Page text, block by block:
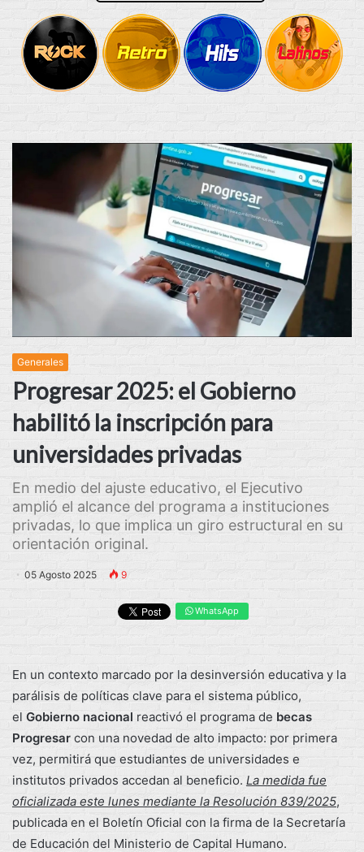
Generales
Progresar 2025: el Gobierno
habilitó la inscripción para
universidades privadas
En medio del ajuste educativo, el Ejecutivo
amplió el alcance del programa a instituciones
privadas, lo que implica un giro estructural en su
orientación original.
05 Agosto 2025 9
WhatsApp
En un contexto marcado por la desinversión educativa y la
parálisis de políticas clave para el sistema público,
el Gobierno nacional reactivó el programa de becas
Progresar con una novedad de alto impacto: por primera
vez, permitirá que estudiantes de universidades e
institutos privados accedan al beneficio. La medida fue
oficializada este lunes mediante la Resolución 839/2025,
publicada en el Boletín Oficial con la firma de la Secretaría
de Educación del Ministerio de Capital Humano.